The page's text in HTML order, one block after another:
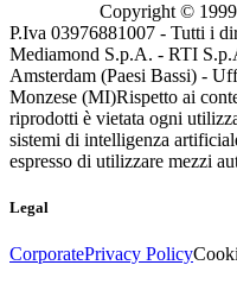
Copyright ©
P.Iva 03976881007 - Tutti i
Mediamond S.p.A. - RTI
Amsterdam (Paesi Bassi) -
Monzese (MI)Rispetto ai
riprodotti è vietata ogni
sistemi di intelligenza
espresso di utilizzare mezzi
Legal
CorporatePrivacy Policy